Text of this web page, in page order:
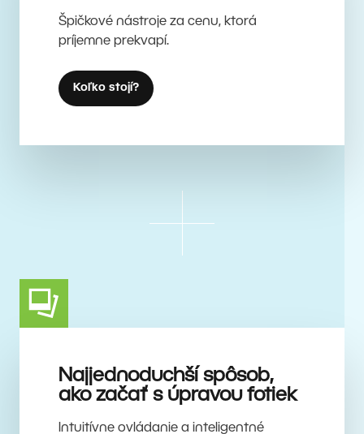
Špičkové nástroje za cenu, ktorá
príjemne prekvapí.
Koľko stojí?
Najjednoduchší spôsob,
ako začať s úpravou fotiek
Intuitívne ovládanie a inteligentné